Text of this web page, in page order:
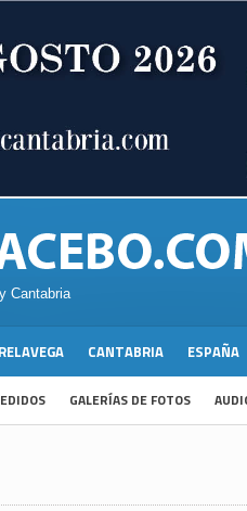
Cantabria
CANTABRIA ESPAÑA
GALERÍAS DE FOTOS